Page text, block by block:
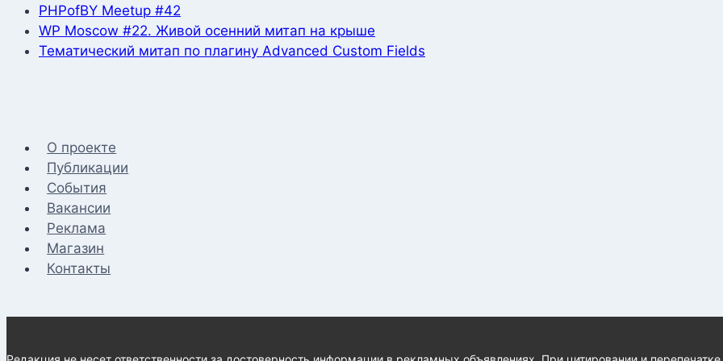
PHPofBY Meetup #42
WP Moscow #22. Живой осенний митап на крыше
Тематический митап по плагину Advanced Custom Fields
О проекте
Публикации
События
Вакансии
Реклама
Магазин
Контакты